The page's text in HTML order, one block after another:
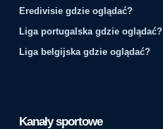
Eredivisie gdzie oglądać?
Liga portugalska gdzie oglądać?
Liga belgijska gdzie oglądać?
Kanały sportowe